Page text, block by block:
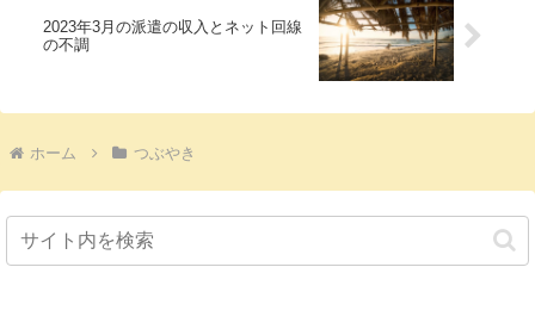
2023年3月の派遣の収入とネット回線
の不調
ホーム つぶやき